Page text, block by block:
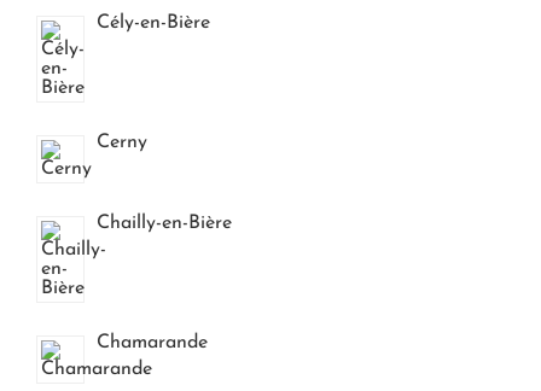
Cély-en-Bière
Cerny
Chailly-en-Bière
Chamarande